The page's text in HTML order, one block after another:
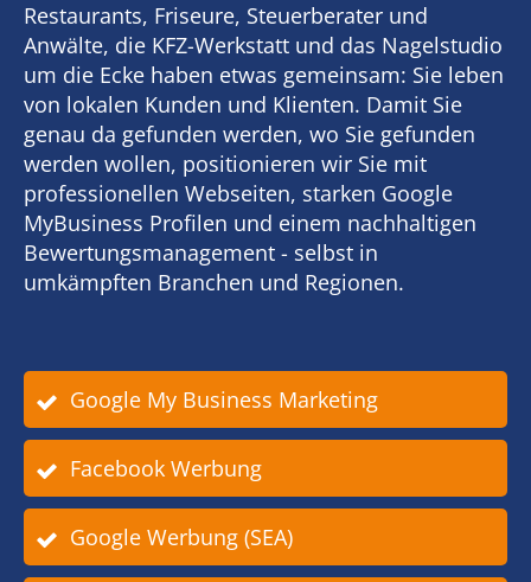
Restaurants, Friseure, Steuerberater und
Anwälte, die KFZ-Werkstatt und das Nagelstudio
um die Ecke haben etwas gemeinsam: Sie leben
von lokalen Kunden und Klienten. Damit Sie
genau da gefunden werden, wo Sie gefunden
werden wollen, positionieren wir Sie mit
professionellen Webseiten, starken Google
MyBusiness Profilen und einem nachhaltigen
Bewertungsmanagement - selbst in
umkämpften Branchen und Regionen.
Google My Business Marketing
Facebook Werbung
Google Werbung (SEA)